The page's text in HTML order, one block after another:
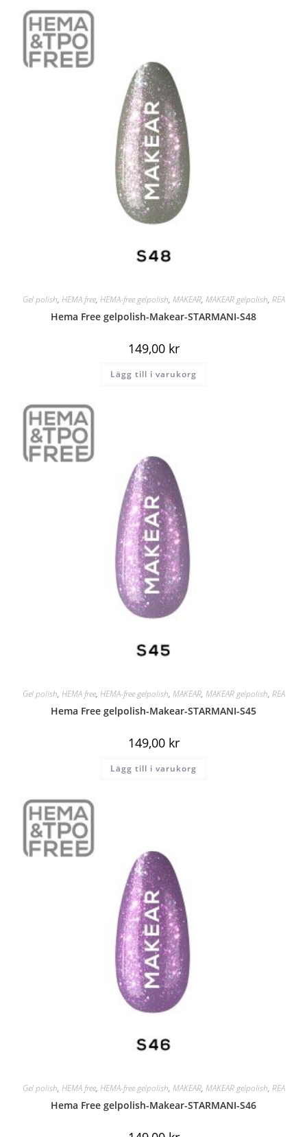
Gel polish, HEMA free, HEMA-free gelpolish, MAKEAR, MAKEAR gelpolish, REA
Hema Free gelpolish-Makear-STARMANI-S48
149,00 kr
Lägg till i varukorg
Gel polish, HEMA free, HEMA-free gelpolish, MAKEAR, MAKEAR gelpolish, REA
Hema Free gelpolish-Makear-STARMANI-S45
149,00 kr
Lägg till i varukorg
Gel polish, HEMA free, HEMA-free gelpolish, MAKEAR, MAKEAR gelpolish, REA
Hema Free gelpolish-Makear-STARMANI-S46